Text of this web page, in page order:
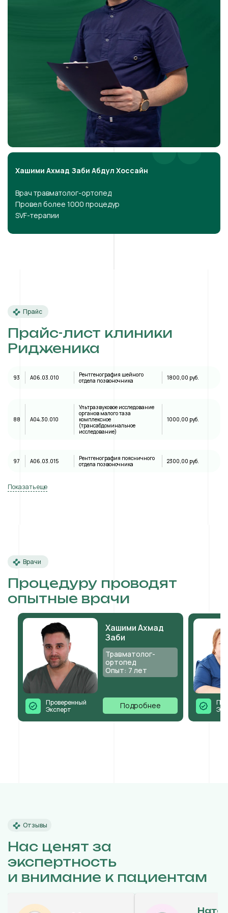
Хашими Ахмад Заби Абдул Хоссайн
Врач травматолог-ортопед
Провел более 1000 процедур
SVF-терапии
Прайс
Прайс-лист клиники
Ридженика
93 A06.03.010
Рентгенография шейного
отдела позвоночника
1800,00 руб.
88 А04.30.010
Ультразвуковое исследование
органов малого таза
комплексное
(трансабдоминальное
исследование)
1000,00 руб.
97 A06.03.015
Рентгенография поясничного
отдела позвоночника
2300,00 руб.
Показать еще
Врачи
Процедуру проводят
опытные врачи
Проверенный
Эксперт
Хашими Ахмад
Заби
Травматолог-
ортопед
Опыт: 7 лет
Подробнее
Отзывы
Нас ценят за
экспертность
и внимание к пациентам